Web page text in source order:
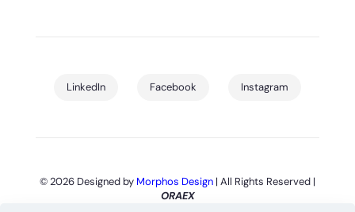
LinkedIn Facebook Instagram
© 2026 Designed by Morphos Design | All Rights Reserved |
ORAEX